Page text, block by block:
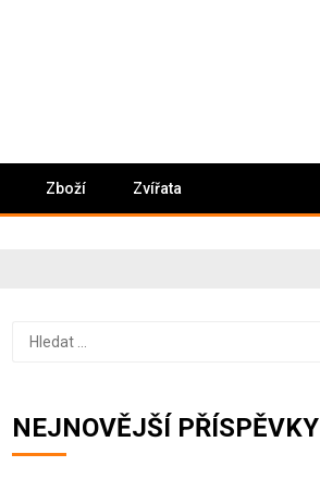
Zboží Zvířata
Vyhledávání
NEJNOVĚJŠÍ PŘÍSPĚVKY